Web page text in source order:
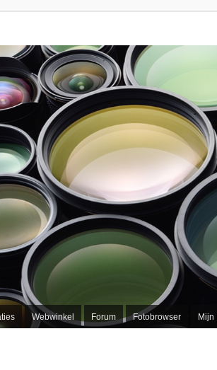
Webwinkel Forum Fotobrowser Mijn